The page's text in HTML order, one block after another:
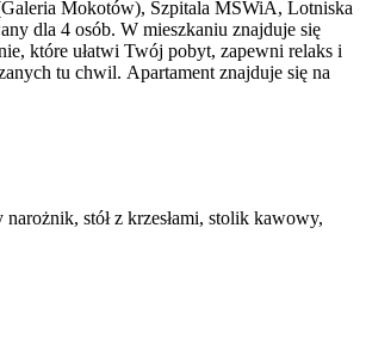
Mokotów), Szpitala MSWiA, Lotniska
dla 4 osób. W mieszkaniu znajduje się
które ułatwi Twój pobyt, zapewni relaks i
tu chwil. Apartament znajduje się na
narożnik, stół z krzesłami, stolik kawowy,